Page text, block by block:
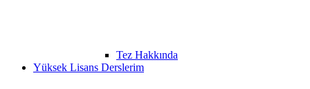
Tez Hakkında
Yüksek Lisans Derslerim